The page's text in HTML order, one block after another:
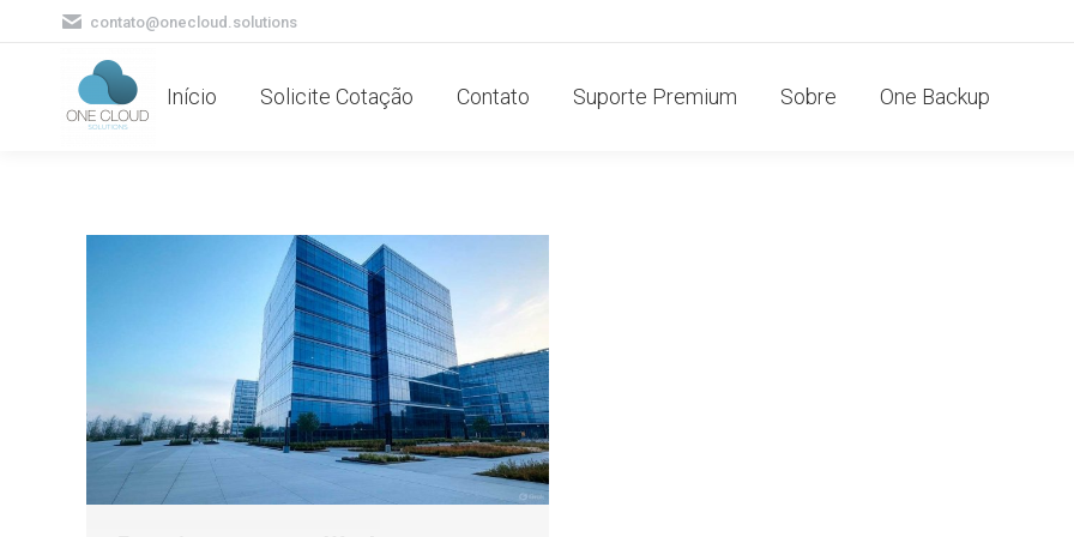
contato@onecloud.solutions
Início Solicite Cotação Contato Suporte Premium Sobre One Backup